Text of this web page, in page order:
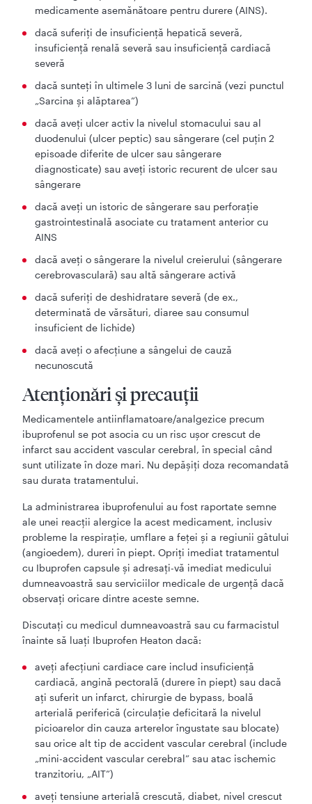
medicamente asemănătoare pentru durere (AINS).
dacă suferiți de insuficiență hepatică severă,
insuficiență renală severă sau insuficiență cardiacă
severă
dacă sunteți în ultimele 3 luni de sarcină (vezi punctul
„Sarcina și alăptarea”)
dacă aveți ulcer activ la nivelul stomacului sau al
duodenului (ulcer peptic) sau sângerare (cel puțin 2
episoade diferite de ulcer sau sângerare
diagnosticate) sau aveți istoric recurent de ulcer sau
sângerare
dacă aveți un istoric de sângerare sau perforație
gastrointestinală asociate cu tratament anterior cu
AINS
dacă aveți o sângerare la nivelul creierului (sângerare
cerebrovasculară) sau altă sângerare activă
dacă suferiți de deshidratare severă (de ex.,
determinată de vărsături, diaree sau consumul
insuficient de lichide)
dacă aveți o afecțiune a sângelui de cauză
necunoscută
Atenționări și precauții
Medicamentele antiinflamatoare/analgezice precum
ibuprofenul se pot asocia cu un risc ușor crescut de
infarct sau accident vascular cerebral, în special când
sunt utilizate în doze mari. Nu depășiți doza recomandată
sau durata tratamentului.
La administrarea ibuprofenului au fost raportate semne
ale unei reacții alergice la acest medicament, inclusiv
probleme la respirație, umflare a feței și a regiunii gâtului
(angioedem), dureri în piept. Opriți imediat tratamentul
cu Ibuprofen capsule și adresați-vă imediat medicului
dumneavoastră sau serviciilor medicale de urgență dacă
observați oricare dintre aceste semne.
Discutați cu medicul dumneavoastră sau cu farmacistul
înainte să luați Ibuprofen Heaton dacă:
aveți afecțiuni cardiace care includ insuficiență
cardiacă, angină pectorală (durere în piept) sau dacă
ați suferit un infarct, chirurgie de bypass, boală
arterială periferică (circulație deficitară la nivelul
picioarelor din cauza arterelor îngustate sau blocate)
sau orice alt tip de accident vascular cerebral (include
„mini-accident vascular cerebral” sau atac ischemic
tranzitoriu, „AIT”)
aveți tensiune arterială crescută, diabet, nivel crescut